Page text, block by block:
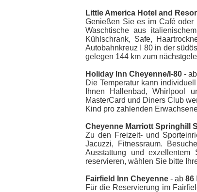
Little America Hotel and
Genießen Sie es im Café oder
Waschtische aus
Kühlschrank, Safe,
Autobahnkreuz I 80 in der
gelegen 144 km zum
Holiday Inn Cheyenne/I-80 - ab
Die Temperatur kann
Ihnen Hallenbad, Whirlpool
MasterCard und Diners Club
Kind pro zahlenden
Cheyenne Marriott Springhill
Zu den Freizeit- und
Jacuzzi, Fitnessraum.
Ausstattung und
reservieren, wählen Sie bitte
Fairfield Inn Cheyenne - ab 86
Für die Reservierung im